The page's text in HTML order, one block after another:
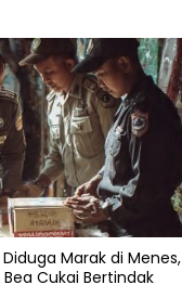
Marak di Menes,
Cukai Bertindak